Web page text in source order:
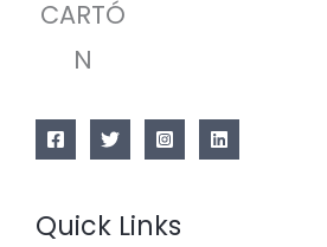
CARTÓ
N
Quick Links